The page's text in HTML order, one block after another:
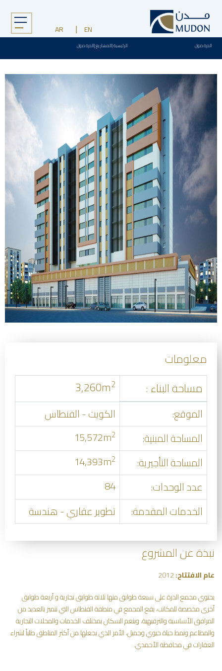
EN
AR
Menu
الدرة مول الرئيسية|المشاريع|الدرة مول
معلومات
مساحة البناء :
3,260m2
الموقع:
الكويت - الفنطاس
المساحة المبنية:
15,572m2
المساحة التأجيرية: 14,393m2
عدد الوحدات:
84
الخدمات المقدمة:
تطوير عقاري - هندسة
نبذة عن المشروع
عام الافتتاح:
يحتوي مجمع الدرة على سبعة طوابق منها ثلاثة طوابق تجارية و أربعة طوابق
أخرى مخصصة للمكاتب، يقع المجمع في منطقة الفنطاس التي تتميز بالعديد من
المرافق الأساسية والترفيهية، وينعم السكان بمختلف الخدمات والمحلات التجارية
والمطاعم ونمط حياة حيوي وجميل، الأمر الذي يجعلها من أكثر المناطق طلباً لشراء
العقارات في محافظة الأحمدي.